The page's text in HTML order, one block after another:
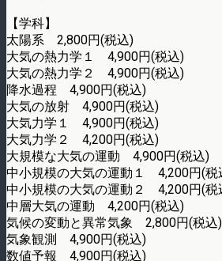
【学科】
太陽系 2,800円(税込)
大気の熱力学１ 4,900円(税込)
大気の熱力学２ 4,900円(税込)
降水過程 4,900円(税込)
大気の放射 4,900円(税込)
大気力学１ 4,900円(税込)
大気力学２ 4,200円(税込)
大規模な大気の運動 4,900円(税込)
中小規模の大気の運動１ 4,200円(税
中小規模の大気の運動２ 4,200円(税
中層大気の運動 4,200円(税込)
気候の変動と異常気象 2,800円(税込)
気象観測 4,900円(税込)
数値予報 4,900円(税込)